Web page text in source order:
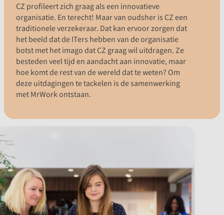
CZ profileert zich graag als een innovatieve
organisatie. En terecht! Maar van oudsher is CZ een
traditionele verzekeraar. Dat kan ervoor zorgen dat
het beeld dat de ITers hebben van de organisatie
botst met het imago dat CZ graag wil uitdragen. Ze
besteden veel tijd en aandacht aan innovatie, maar
hoe komt de rest van de wereld dat te weten? Om
deze uitdagingen te tackelen is de samenwerking
met MrWork ontstaan.